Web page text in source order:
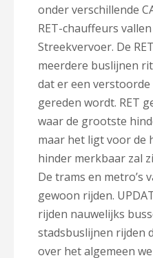
onder verschillende
RET-chauffeurs
Streekvervoer. De
meerdere buslijnen
dat er een
gereden wordt. RET
waar de grootste
maar het ligt voor de
hinder merkbaar zal
De trams en metro’s
gewoon rijden.
rijden nauwelijks
stadsbuslijnen rijden
over het algemeen